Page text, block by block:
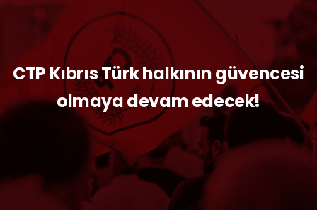
CTP Kıbrıs Türk halkının güvencesi
olmaya devam edecek!